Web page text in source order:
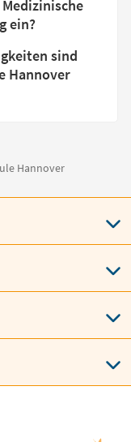
ein?
sind
Hannover
Hannover